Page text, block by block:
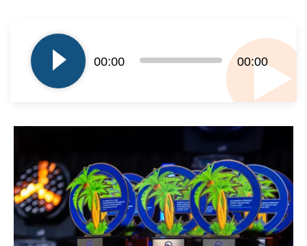
plików
dźwiękowych
00:00 00:00